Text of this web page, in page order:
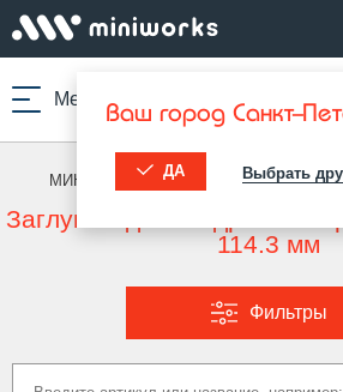
Меню Ваш город Санкт-
ДА Выбрать
МИНИВОРКС ПРО ЗАГЛУШКИ ДЛЯ
Заглушки для квадратных
114.3 мм
Фильтры